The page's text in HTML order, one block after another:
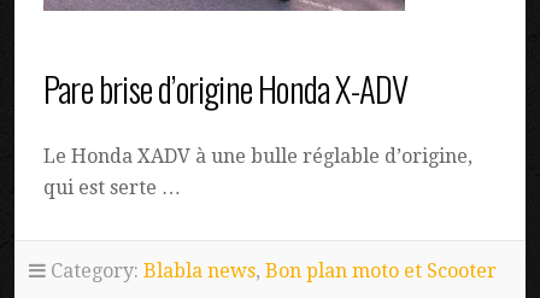
Pare brise d’origine Honda X-ADV
Le Honda XADV à une bulle réglable d’origine,
qui est serte …
Category: Blabla news, Bon plan moto et Scooter